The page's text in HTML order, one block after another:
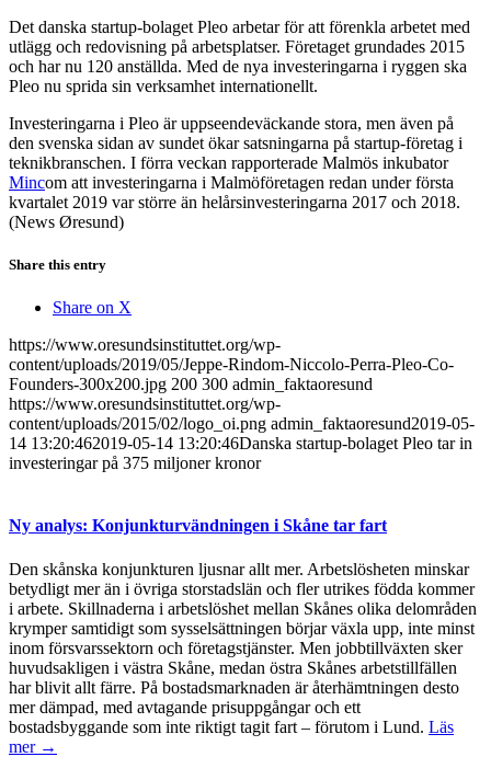
Det danska startup-bolaget Pleo arbetar för att förenkla arbetet med
utlägg och redovisning på arbetsplatser. Företaget grundades 2015
och har nu 120 anställda. Med de nya investeringarna i ryggen ska
Pleo nu sprida sin verksamhet internationellt.
Investeringarna i Pleo är uppseendeväckande stora, men även på
den svenska sidan av sundet ökar satsningarna på startup-företag i
teknikbranschen. I förra veckan rapporterade Malmös inkubator
Mincom att investeringarna i Malmöföretagen redan under första
kvartalet 2019 var större än helårsinvesteringarna 2017 och 2018.
(News Øresund)
Share this entry
Share on X
https://www.oresundsinstituttet.org/wp-
content/uploads/2019/05/Jeppe-Rindom-Niccolo-Perra-Pleo-Co-
Founders-300x200.jpg 200 300 admin_faktaoresund
https://www.oresundsinstituttet.org/wp-
content/uploads/2015/02/logo_oi.png admin_faktaoresund2019-05-
14 13:20:462019-05-14 13:20:46Danska startup-bolaget Pleo tar in
investeringar på 375 miljoner kronor
Ny analys: Konjunkturvändningen i Skåne tar fart
Den skånska konjunkturen ljusnar allt mer. Arbetslösheten minskar
betydligt mer än i övriga storstadslän och fler utrikes födda kommer
i arbete. Skillnaderna i arbetslöshet mellan Skånes olika delområden
krymper samtidigt som sysselsättningen börjar växla upp, inte minst
inom försvarssektorn och företagstjänster. Men jobbtillväxten sker
huvudsakligen i västra Skåne, medan östra Skånes arbetstillfällen
har blivit allt färre. På bostadsmarknaden är återhämtningen desto
mer dämpad, med avtagande prisuppgångar och ett
bostadsbyggande som inte riktigt tagit fart – förutom i Lund. Läs
mer →